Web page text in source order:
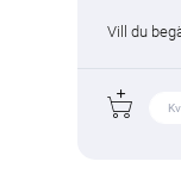
Vill du